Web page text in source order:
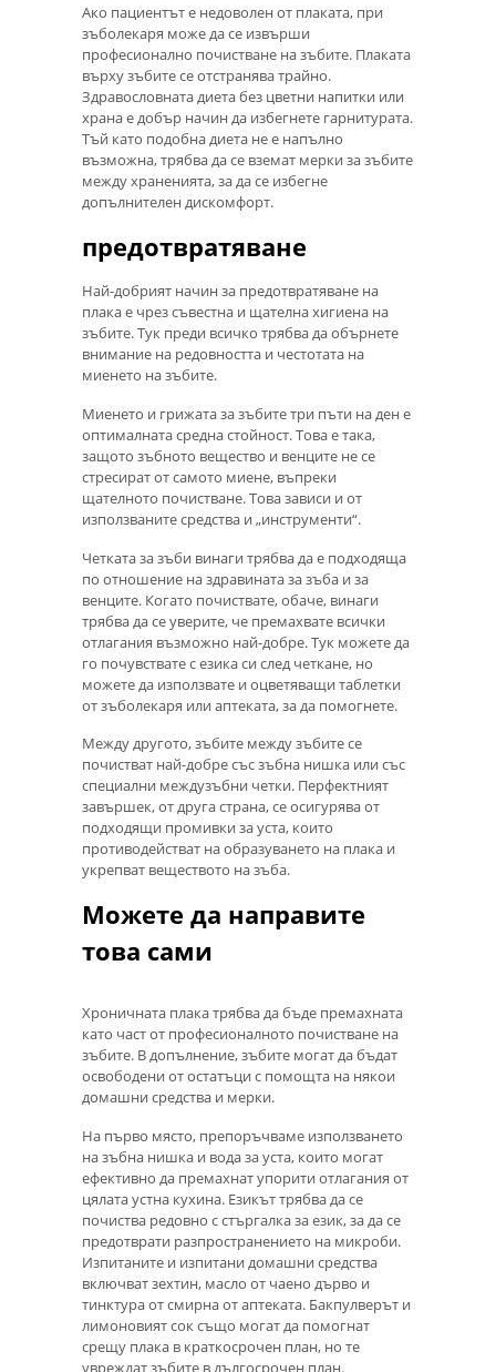
Ако пациентът е недоволен от плаката, при
зъболекаря може да се извърши
професионално почистване на зъбите. Плаката
върху зъбите се отстранява трайно.
Здравословната диета без цветни напитки или
храна е добър начин да избегнете гарнитурата.
Тъй като подобна диета не е напълно
възможна, трябва да се вземат мерки за зъбите
между храненията, за да се избегне
допълнителен дискомфорт.
предотвратяване
Най-добрият начин за предотвратяване на
плака е чрез съвестна и щателна хигиена на
зъбите. Тук преди всичко трябва да обърнете
внимание на редовността и честотата на
миенето на зъбите.
Миенето и грижата за зъбите три пъти на ден е
оптималната средна стойност. Това е така,
защото зъбното вещество и венците не се
стресират от самото миене, въпреки
щателното почистване. Това зависи и от
използваните средства и „инструменти“.
Четката за зъби винаги трябва да е подходяща
по отношение на здравината за зъба и за
венците. Когато почиствате, обаче, винаги
трябва да се уверите, че премахвате всички
отлагания възможно най-добре. Тук можете да
го почувствате с езика си след четкане, но
можете да използвате и оцветяващи таблетки
от зъболекаря или аптеката, за да помогнете.
Между другото, зъбите между зъбите се
почистват най-добре със зъбна нишка или със
специални междузъбни четки. Перфектният
завършек, от друга страна, се осигурява от
подходящи промивки за уста, които
противодействат на образуването на плака и
укрепват веществото на зъба.
Можете да направите
това сами
Хроничната плака трябва да бъде премахната
като част от професионалното почистване на
зъбите. В допълнение, зъбите могат да бъдат
освободени от остатъци с помощта на някои
домашни средства и мерки.
На първо място, препоръчваме използването
на зъбна нишка и вода за уста, които могат
ефективно да премахнат упорити отлагания от
цялата устна кухина. Езикът трябва да се
почиства редовно с стъргалка за език, за да се
предотврати разпространението на микроби.
Изпитаните и изпитани домашни средства
включват зехтин, масло от чаено дърво и
тинктура от смирна от аптеката. Бакпулверът и
лимоновият сок също могат да помогнат
срещу плака в краткосрочен план, но те
увреждат зъбите в дългосрочен план.